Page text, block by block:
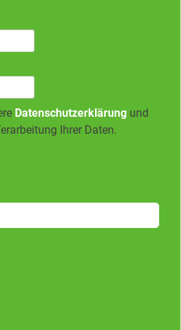
Datenschutzerklärung und
Ihrer Daten.